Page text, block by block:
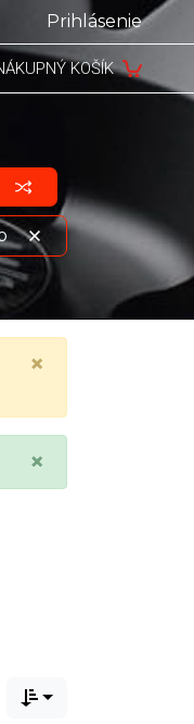
Prihlásenie
KOŠÍK
vozidle
×
×
